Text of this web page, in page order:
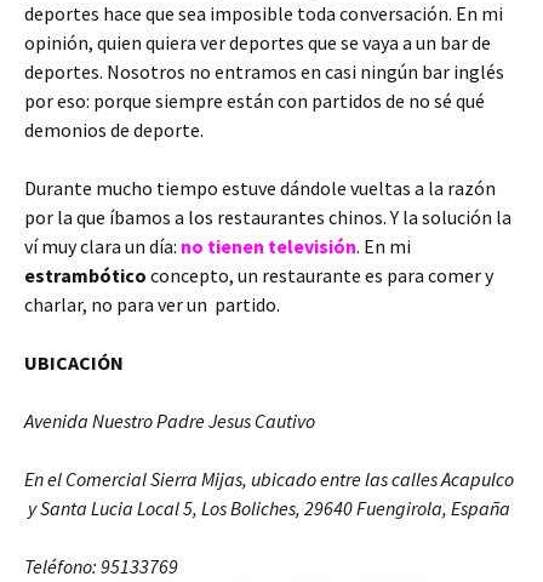
deportes hace que sea imposible toda conversación. En mi
opinión, quien quiera ver deportes que se vaya a un bar de
deportes. Nosotros no entramos en casi ningún bar inglés
por eso: porque siempre están con partidos de no sé qué
demonios de deporte.
Durante mucho tiempo estuve dándole vueltas a la razón
por la que íbamos a los restaurantes chinos. Y la solución la
ví muy clara un día: no tienen televisión. En mi
estrambótico concepto, un restaurante es para comer y
charlar, no para ver un partido.
UBICACIÓN
Avenida Nuestro Padre Jesus Cautivo
En el Comercial Sierra Mijas, ubicado entre las calles Acapulco
y Santa Lucia Local 5, Los Boliches, 29640 Fuengirola, España
Teléfono: 95133769